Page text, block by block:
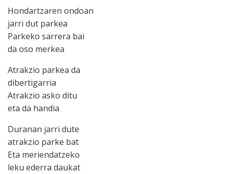
Hondartzaren ondoan
jarri dut parkea
Parkeko sarrera bai
da oso merkea
Atrakzio parkea da
dibertigarria
Atrakzio asko ditu
eta da handia
Duranan jarri dute
atrakzio parke bat
Eta meriendatzeko
leku ederra daukat